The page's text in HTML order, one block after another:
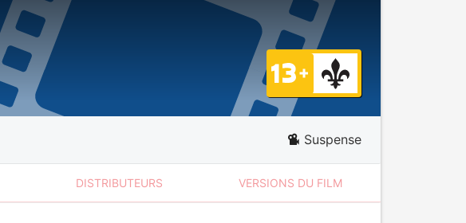
Suspense
DISTRIBUTEURS VERSIONS DU FILM